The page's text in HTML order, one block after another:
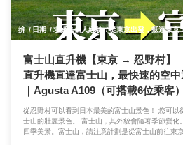
揜 日期 求婚 個人經驗 從東京出發，抵達東京
富士山直升機【東京 → 忍野村】
直升機直達富士山，最快速的空中
｜Agusta A109（可搭載6位乘客）
從忍野村可以看到日本最美的富士山景色！ 您可以
士山的壯麗景色。 富士山，其外貌會隨著季節變化
四季美景。富士山，請注意計劃是從富士山前往東京